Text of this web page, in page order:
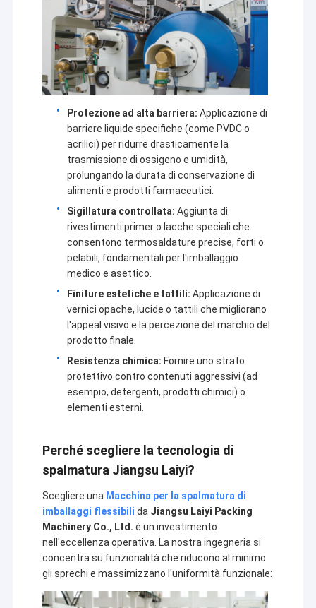
Casa
Prodotti
Circa noi
Protezione ad alta barriera: Applicazione di
barriere liquide specifiche (come PVDC o
acrilici) per ridurre drasticamente la
trasmissione di ossigeno e umidità,
prolungando la durata di conservazione di
alimenti e prodotti farmaceutici.
Sigillatura controllata: Aggiunta di
rivestimenti primer o lacche speciali che
consentono termosaldature precise, forti o
pelabili, fondamentali per l'imballaggio
medico e asettico.
Finiture estetiche e tattili: Applicazione di
vernici opache, lucide o tattili che migliorano
l'appeal visivo e la percezione del marchio del
prodotto finale.
Resistenza chimica: Fornire uno strato
protettivo contro contenuti aggressivi (ad
esempio, detergenti, prodotti chimici) o
elementi esterni.
Perché scegliere la tecnologia di
spalmatura Jiangsu Laiyi?
Scegliere una Macchina per la spalmatura di
imballaggi flessibili da Jiangsu Laiyi Packing
Machinery Co., Ltd. è un investimento
nell'eccellenza operativa. La nostra ingegneria si
concentra su funzionalità che riducono al minimo
gli sprechi e massimizzano l'uniformità funzionale:
Jiangsu Laiyi Packing Machinery Co.,Ltd è stata fondata
nel 2007 e si è trasferita nel distretto di Jintan nel 2015.
tecnologia avanzata, ha migliorato la sua influenza sul